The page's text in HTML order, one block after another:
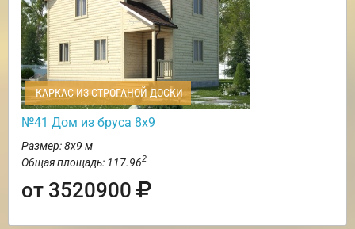
КАРКАС ИЗ СТРОГАНОЙ ДОСКИ
№41 Дом из бруса 8х9
Размер: 8х9 м
Общая площадь: 117.962
от 3520900